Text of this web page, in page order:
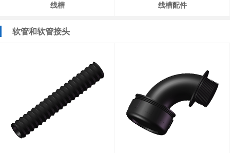
线槽 线槽配件
软管和软管接头